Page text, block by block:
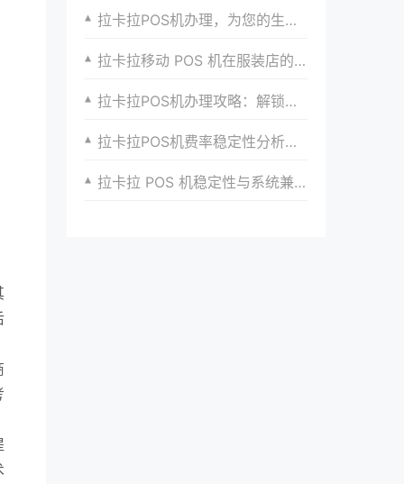
拉卡拉POS机办理，为您的生意带来无限可能
拉卡拉移动 POS 机在服装店的应用价值体现
拉卡拉POS机办理攻略：解锁更多支付选择
拉卡拉POS机费率稳定性分析：为企业提供安心服务
拉卡拉 POS 机稳定性与系统兼容性